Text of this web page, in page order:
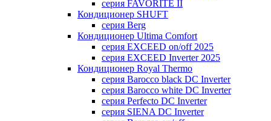
серия FAVORITE II
Кондиционер SHUFT
серия Berg
Кондиционер Ultima Comfort
серия EXCEED on/off 2025
серия EXCEED Inverter 2025
Кондиционер Royal Thermo
серия Barocco black DC Inverter
серия Barocco white DC Inverter
серия Perfecto DC Inverter
серия SIENA DC Inverter